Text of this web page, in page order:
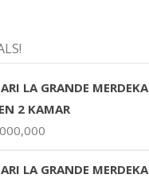
LA GRANDE MERDEKA
2 KAMAR
LA GRANDE MERDEKA